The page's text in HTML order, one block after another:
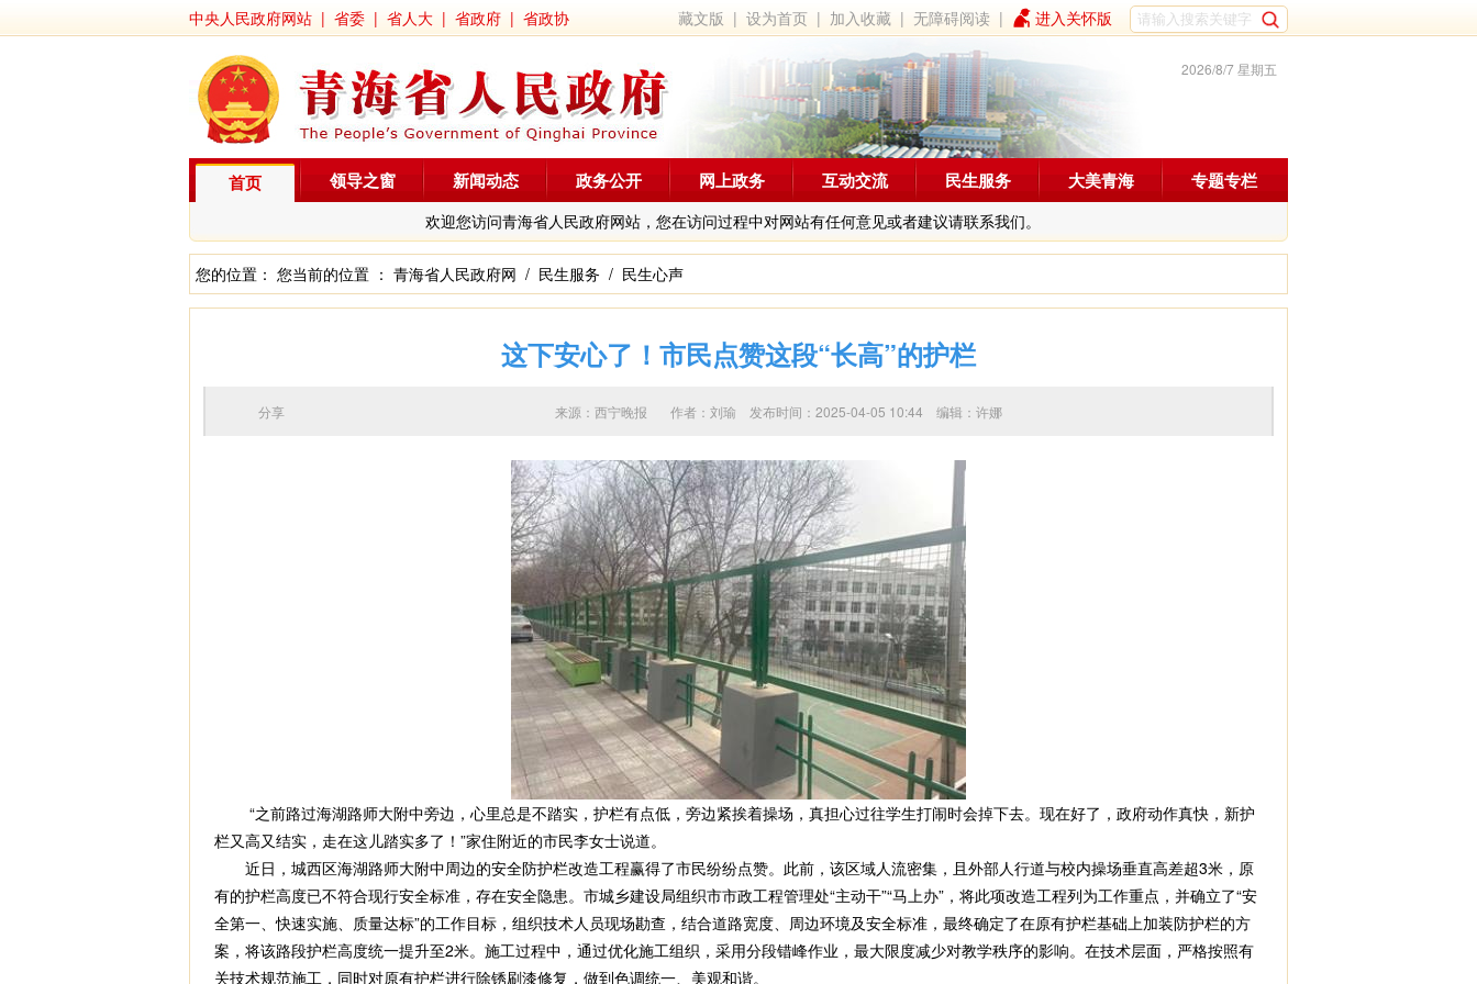
中央人民政府网站 | 省委 | 省人大 | 省政府 | 省政协 藏文版 |设为首页 | 加入收藏 |无障碍阅读 | 进入关怀版
2026/8/7 星期五
首页
欢迎您访问青海省人民政府网站，您在访问过程中对网站有任何意见或者建议请联系我们。
领导之窗 新闻动态 政务公开 网上政务 互动交流 民生服务 大美青海 专题专栏
您的位置： 您当前的位置 ： 青海省人民政府网 / 民生服务 / 民生心声
这下安心了！市民点赞这段“长高”的护栏
来源：西宁晚报 作者： 刘瑜 发布时间：2025-04-05 10:44 编辑：许娜
分享
“之前路过海湖路师大附中旁边，心里总是不踏实，护栏有点低，旁边紧挨着操场，真担心过往学生打闹时会掉下去。现在好了，政府动作真快，新护
栏又高又结实，走在这儿踏实多了！”家住附近的市民李女士说道。
近日，城西区海湖路师大附中周边的安全防护栏改造工程赢得了市民纷纷点赞。此前，该区域人流密集，且外部人行道与校内操场垂直高差超3米，原
有的护栏高度已不符合现行安全标准，存在安全隐患。市城乡建设局组织市市政工程管理处“主动干”“马上办”，将此项改造工程列为工作重点，并确立了“安
全第一、快速实施、质量达标”的工作目标，组织技术人员现场勘查，结合道路宽度、周边环境及安全标准，最终确定了在原有护栏基础上加装防护栏的方
案，将该路段护栏高度统一提升至2米。施工过程中，通过优化施工组织，采用分段错峰作业，最大限度减少对教学秩序的影响。在技术层面，严格按照有
关技术规范施工，同时对原有护栏进行除锈刷漆修复，做到色调统一、美观和谐。